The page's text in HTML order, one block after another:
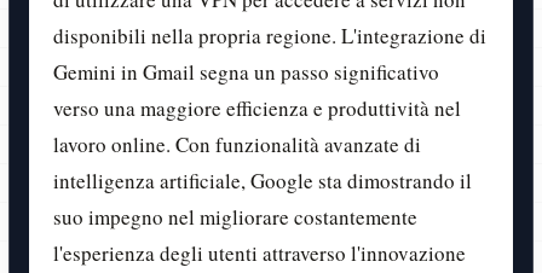
disponibili nella propria regione. L'integrazione di
Gemini in Gmail segna un passo significativo
verso una maggiore efficienza e produttività nel
lavoro online. Con funzionalità avanzate di
intelligenza artificiale, Google sta dimostrando il
suo impegno nel migliorare costantemente
l'esperienza degli utenti attraverso l'innovazione